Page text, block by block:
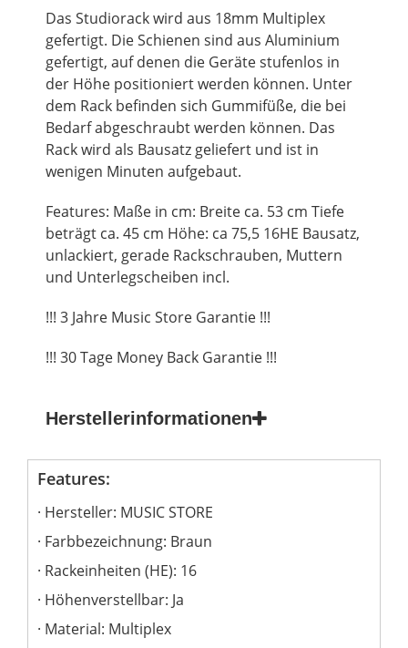
Das Studiorack wird aus 18mm Multiplex
gefertigt. Die Schienen sind aus Aluminium
gefertigt, auf denen die Geräte stufenlos in
der Höhe positioniert werden können. Unter
dem Rack befinden sich Gummifüße, die bei
Bedarf abgeschraubt werden können. Das
Rack wird als Bausatz geliefert und ist in
wenigen Minuten aufgebaut.
Features: Maße in cm: Breite ca. 53 cm Tiefe
beträgt ca. 45 cm Höhe: ca 75,5 16HE Bausatz,
unlackiert, gerade Rackschrauben, Muttern
und Unterlegscheiben incl.
!!! 3 Jahre Music Store Garantie !!!
!!! 30 Tage Money Back Garantie !!!
Herstellerinformationen
Features:
Hersteller: MUSIC STORE
Farbbezeichnung: Braun
Rackeinheiten (HE): 16
Höhenverstellbar: Ja
Material: Multiplex